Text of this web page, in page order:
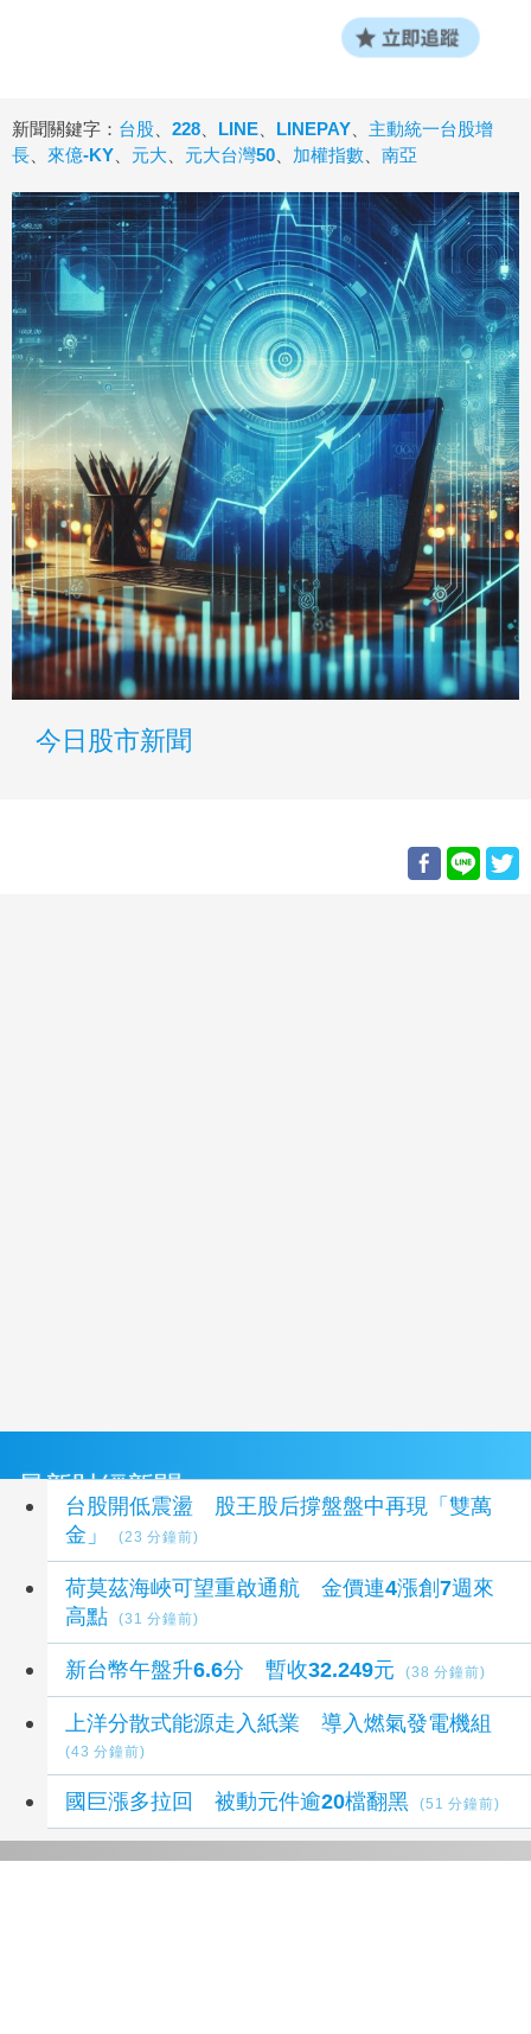
新聞關鍵字： 台股 228 LINE LINEPAY
主動統一台股增
長
來億-KY 元大 元大台灣50 加權指數 南亞
今日股市新聞
最新財經新聞
台股開低震盪 股王股后撐盤盤中再現「雙萬
金」
(23 分鐘前)
荷莫茲海峽可望重啟通航 金價連4漲創7週來
高點
(31 分鐘前)
新台幣午盤升6.6分 暫收32.249元 (38 分鐘前)
上洋分散式能源走入紙業 導入燃氣發電機組
(43 分鐘前)
國巨漲多拉回 被動元件逾20檔翻黑 (51 分鐘前)